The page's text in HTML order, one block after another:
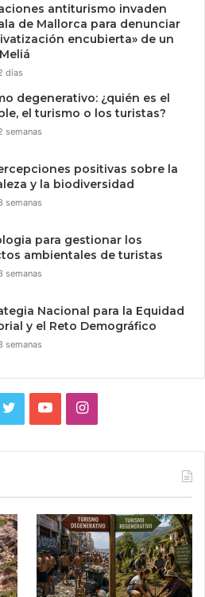
antiturismo invaden
de Mallorca para denunciar
encubierta» de un
días
degenerativo: ¿quién es el
el turismo o los turistas?
semanas
positivas sobre la
y la biodiversidad
semanas
para gestionar los
ambientales de turistas
semanas
Nacional para la Equidad
y el Reto Demográfico
semanas
TwitterYouTubeInstagram